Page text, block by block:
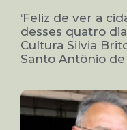
‘Feliz de ver a
desses quatro
Cultura Silvia
Santo Antônio de